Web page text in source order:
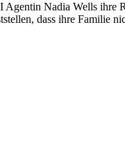
Nadia Wells
dass ihre Familie